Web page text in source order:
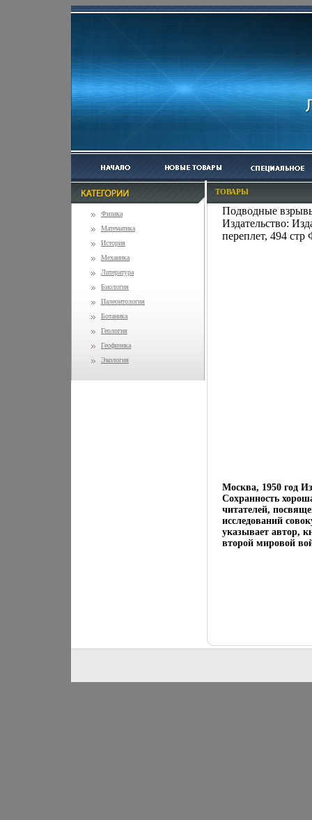
Физика
Математика
История
Механика
Литература
Биология
Палеонтология
Ботаника
Геология
Геофизика
Экология
ТОВАРЫ
Подводные
Издательство:
переплет, 494
Москва, 1950 год
Сохранность
читателей,
исследований
указывает автор,
второй мировой